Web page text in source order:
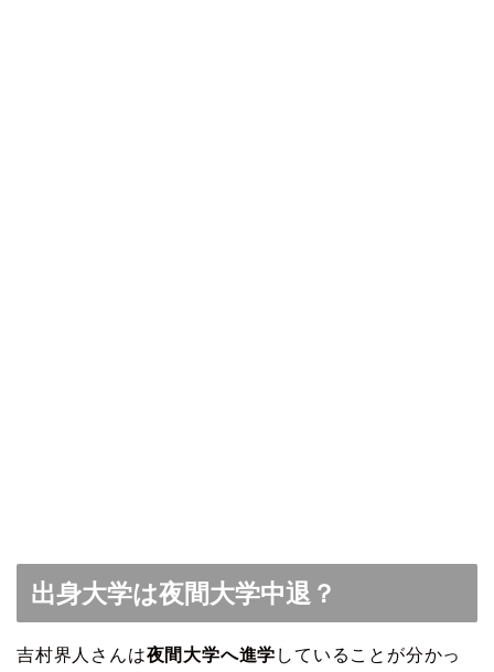
出身大学は夜間大学中退？
吉村界人さんは夜間大学へ進学 していることが分かっ